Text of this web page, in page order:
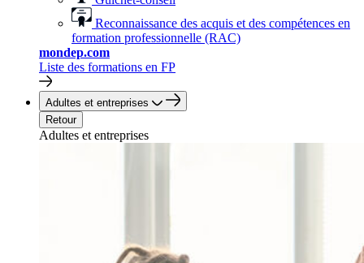
Reconnaissance des acquis et des compétences en
formation professionnelle (RAC)
mondep.com
Liste des formations en FP
Adultes et entreprises
Retour
Adultes et entreprises